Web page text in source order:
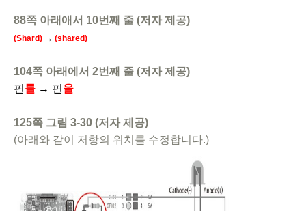
88쪽 아래애서 10번째 줄 (저자 제공)
(Shard) → (shared)
104쪽 아래에서 2번째 줄 (저자 제공)
핀를 → 핀을
125쪽 그림 3-30 (저자 제공)
(아래와 같이 저항의 위치를 수정합니다.)